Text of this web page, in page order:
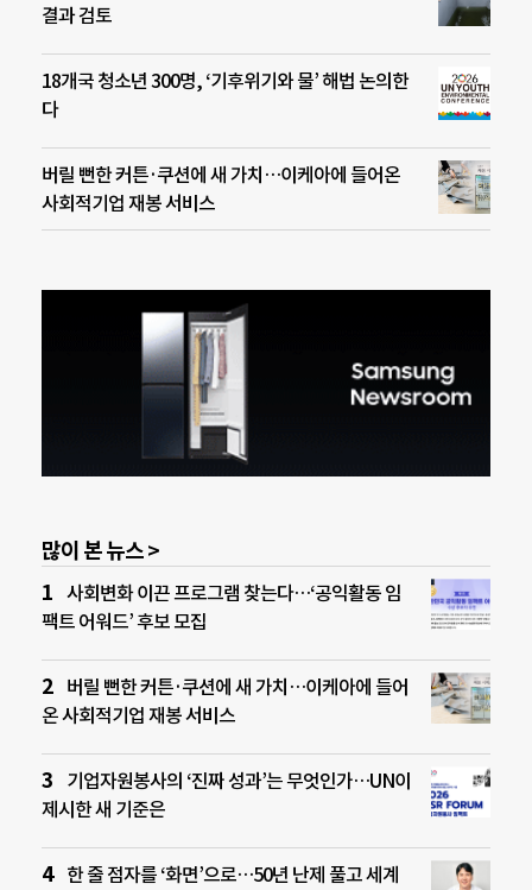
결과 검토
18개국 청소년 300명, ‘기후위기와 물’ 해법 논의한
다
버릴 뻔한 커튼·쿠션에 새 가치…이케아에 들어온
사회적기업 재봉 서비스
많이 본 뉴스 >
사회변화 이끈 프로그램 찾는다…‘공익활동 임
팩트 어워드’ 후보 모집
버릴 뻔한 커튼·쿠션에 새 가치…이케아에 들어
온 사회적기업 재봉 서비스
기업자원봉사의 ‘진짜 성과’는 무엇인가…UN이
제시한 새 기준은
한 줄 점자를 ‘화면’으로…50년 난제 풀고 세계